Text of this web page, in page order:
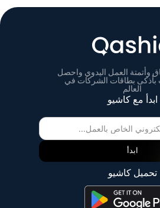
وأتمتة العمل اليدوي واحصل
بأذكى بطاقات الشركات في
العالم
ابدأ مع كاشيو
ابدأ
تحميل كاشيو